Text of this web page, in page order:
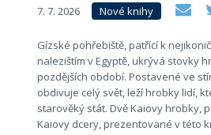
7. 7. 2026 Nové knihy
Gízské pohřebiště, patřící k
nalezištím v Egyptě, ukrývá stovky
pozdějších období. Postavené ve
obdivuje celý svět, leží hrobky lidí,
starověký stát. Dvě Kaiovy hrobky,
Kaiovy dcery, prezentované v této